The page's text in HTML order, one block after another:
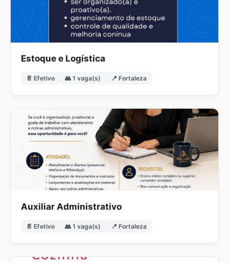
Estoque e Logística
📄 Efetivo 👥 1 vaga(s) 📍 Fortaleza
Auxiliar Administrativo
📄 Efetivo 👥 1 vaga(s) 📍 Fortaleza